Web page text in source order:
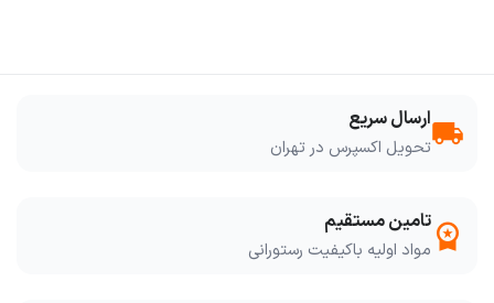
local_shippingارسال سریع
تحویل اکسپرس در تهران
workspace_premium تامین مستقیم
مواد اولیه باکیفیت رستورانی